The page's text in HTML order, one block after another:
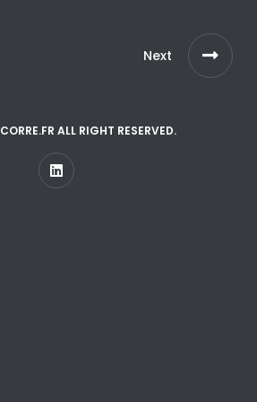
Next
ALL RIGHT RESERVED.